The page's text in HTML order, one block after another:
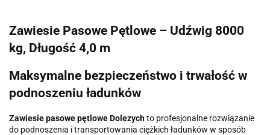
Zawiesie Pasowe Pętlowe – Udźwig 8000
kg, Długość 4,0 m
Maksymalne bezpieczeństwo i trwałość w
podnoszeniu ładunków
Zawiesie pasowe pętlowe Dolezychto profesjonalne rozwiązanie
do podnoszenia i transportowania ciężkich ładunków w sposób